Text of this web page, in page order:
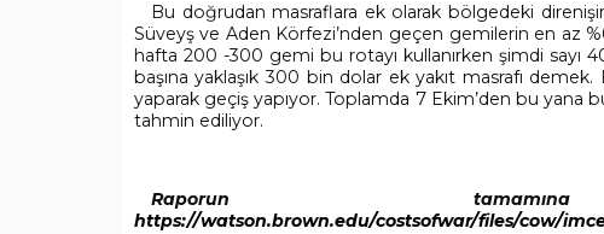
Bu doğrudan masraflara ek olarak bölgedeki
Süveyş ve Aden Körfezi’nden geçen gemilerin en az
hafta 200 -300 gemi bu rotayı kullanırken şimdi sayı
başına yaklaşık 300 bin dolar ek yakıt masrafı
yaparak geçiş yapıyor. Toplamda 7 Ekim’den bu yana
tahmin ediliyor.
Raporun
https://watson.brown.edu/costsofwar/files/cow/imce/